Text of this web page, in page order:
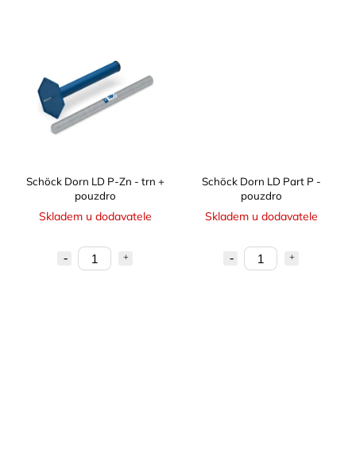
Schöck Dorn LD P-Zn - trn +
pouzdro
Skladem u dodavatele
Schöck Dorn LD Part P -
pouzdro
Skladem u dodavatele